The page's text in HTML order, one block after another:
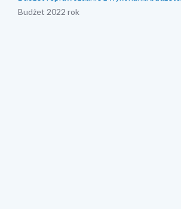
Budżet 2022 rok